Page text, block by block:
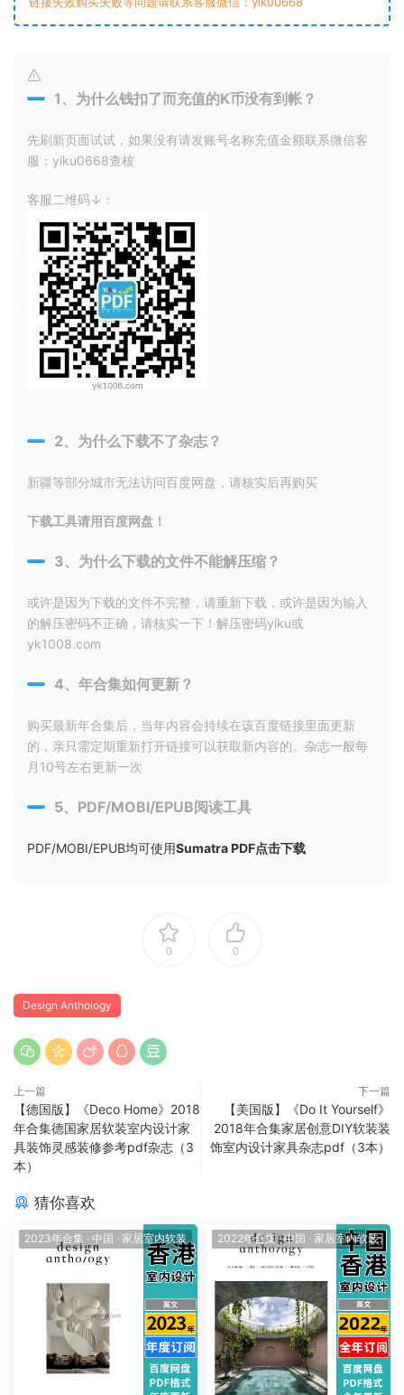
1、为什么钱扣了而充值的K币没有到帐？
先刷新页面试试，如果没有请发账号名称充值金额联系微信客
服：yiku0668查核
客服二维码↓：
2、为什么下载不了杂志？
新疆等部分城市无法访问百度网盘，请核实后再购买
下载工具请用百度网盘！
3、为什么下载的文件不能解压缩？
或许是因为下载的文件不完整，请重新下载，或许是因为输入
的解压密码不正确，请核实一下！解压密码yiku或
yk1008.com
4、年合集如何更新？
购买最新年合集后，当年内容会持续在该百度链接里面更新
的，亲只需定期重新打开链接可以获取新内容的。杂志一般每
月10号左右更新一次
5、PDF/MOBI/EPUB阅读工具
PDF/MOBI/EPUB均可使用Sumatra PDF点击下载
0 0
Design Anthology
上一篇
【德国版】《Deco Home》2018
年合集德国家居软装室内设计家
具装饰灵感装修参考pdf杂志（3
本）
下一篇
【美国版】《Do It Yourself》
2018年合集家居创意DIY软装装
饰室内设计家具杂志pdf（3本）
猜你喜欢
2023年合集 · 中国 · 家居室内软装 2022年合集 ·中国 · 家居室内软装